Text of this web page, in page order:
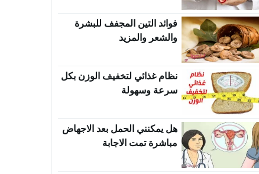
فوائد التين المجفف للبشرة
والشعر والمزيد
نظام غذائي لتخفيف الوزن بكل
سرعة وسهولة
هل يمكنني الحمل بعد الاجهاض
مباشرة تمت الاجابة